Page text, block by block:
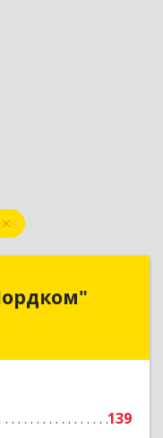
139
"Нордком"
г., Солнечная